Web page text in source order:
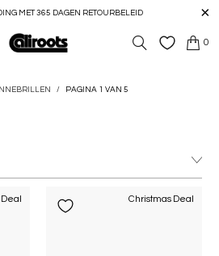
MET 365 DAGEN RETOURBELEID
0
/ PAGINA 1 VAN 5
Christmas Deal